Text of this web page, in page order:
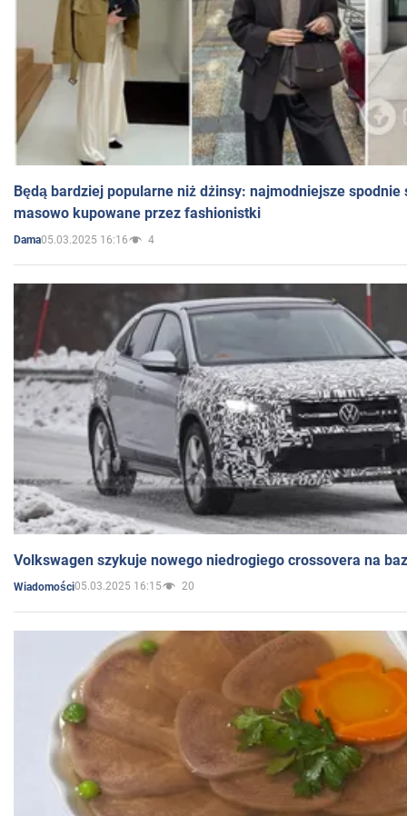
Będą bardziej popularne niż dżinsy: najmodniejsze spodnie
masowo kupowane przez fashionistki
Dama05.03.2025 16:16 4
Volkswagen szykuje nowego niedrogiego crossovera na
Wiadomości05.03.2025 16:15 20